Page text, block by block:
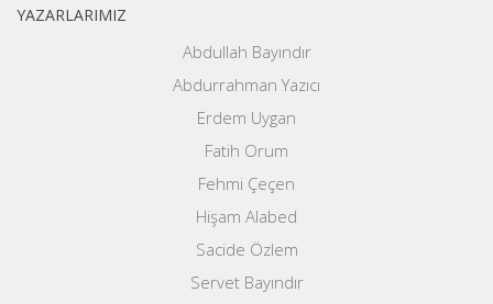
YAZARLARIMIZ
Abdullah Bayındır
Abdurrahman Yazıcı
Erdem Uygan
Fatih Orum
Fehmi Çeçen
Hişam Alabed
Sacide Özlem
Servet Bayındır